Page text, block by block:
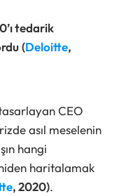
tedarik
(Deloitte,
CEO
asıl meselenin
hangi
haritalamak
, 2020).